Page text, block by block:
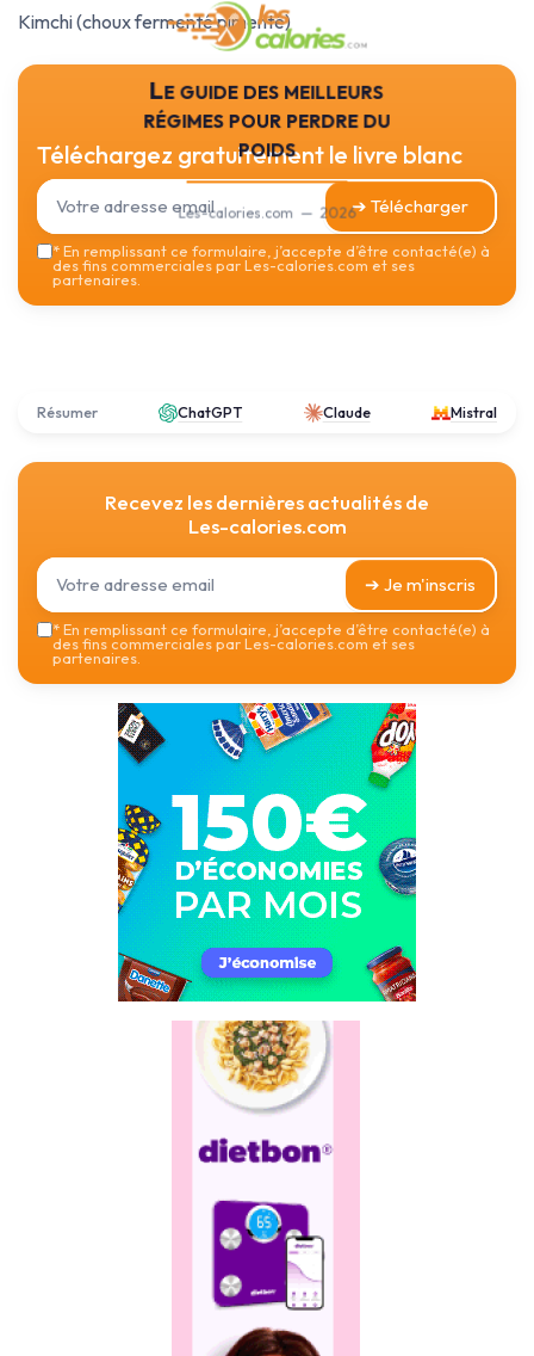
Kimchi (choux fermenté pimenté)
Le guide des meilleurs
régimes pour perdre du
poids
Les-calories.com — 2026
Téléchargez gratuitement le livre blanc
➔ Télécharger
*En remplissant ce formulaire, j’accepte d’être contacté(e) à
des fins commerciales par Les-calories.com et ses
partenaires.
Résumer ChatGPT Claude Mistral
Recevez les dernières actualités de
Les-calories.com
➔ Je m'inscris
*En remplissant ce formulaire, j’accepte d’être contacté(e) à
des fins commerciales par Les-calories.com et ses
partenaires.